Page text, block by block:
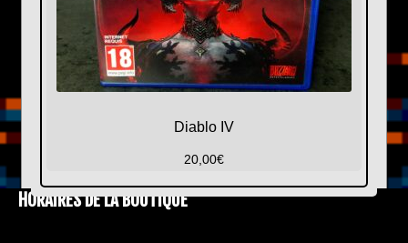
Diablo IV
20,00€
HORAIRES DE LA BOUTIQUE